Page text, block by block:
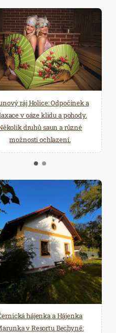
přednáškových míst,
produkty, poradny
dílny pro děti, maséry
více než 40 přednášek a
na několika místech
festivalu. U vstupu
co vás zajímá. Témata
se budeme rostlinnými
na psychiku, výrobou
pudrů či octů do
napářkou. Vybere si
festivalu Anna
lidí, které zajímají léčivé
Nabízejí tu čaje,
éterické oleje a
i čističe do domácnosti,
chystáme i úplné novinky.
z Japonska, která
Na stáncích najdete
Skvělé je, že si o
ráj Holice: Odpočinek a
v oáze klidu a pohody.
druhů saun a různé
možnosti ochlazení.
Hotel Děvín: Odpočiňte si od
všedních dnů a přijeďte
načerpat novou energii do
Mariánských Lázní.
hájenka a Hájenka
v Resortu Bechyně: